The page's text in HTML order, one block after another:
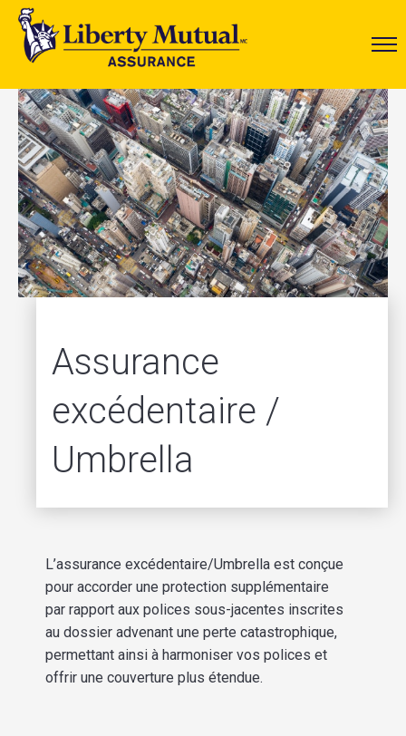
Assurance
excédentaire /
Umbrella
L’assurance excédentaire/Umbrella est conçue
pour accorder une protection supplémentaire
par rapport aux polices sous-jacentes inscrites
au dossier advenant une perte catastrophique,
permettant ainsi à harmoniser vos polices et
offrir une couverture plus étendue.